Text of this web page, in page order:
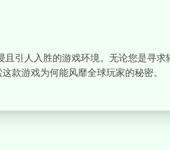
引人入胜的游戏环境。无论您是寻
款游戏为何能风靡全球玩家的秘密。